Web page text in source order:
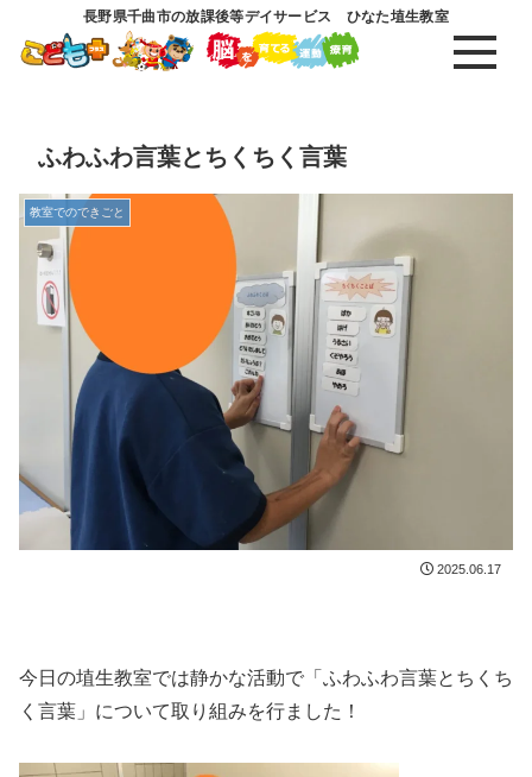
長野県千曲市の放課後等デイサービス ひなた埴生教室
ふわふわ言葉とちくちく言葉
教室でのできごと
2025.06.17
今日の埴生教室では静かな活動で「ふわふわ言葉とちくち
く言葉」について取り組みを行ました！